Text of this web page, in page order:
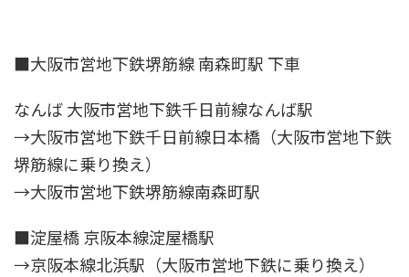
■大阪市営地下鉄堺筋線 南森町駅 下車
なんば 大阪市営地下鉄千日前線なんば駅
→大阪市営地下鉄千日前線日本橋（大阪市営地下鉄
堺筋線に乗り換え）
→大阪市営地下鉄堺筋線南森町駅
■淀屋橋 京阪本線淀屋橋駅
→京阪本線北浜駅（大阪市営地下鉄に乗り換え）